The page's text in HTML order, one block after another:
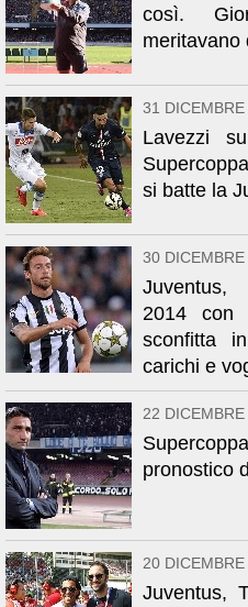
così.
meritavano
31
Lavezzi
si batte la
30
Juventus,
2014 con
sconfitta
carichi e
22
pronostico
20
Juventus,